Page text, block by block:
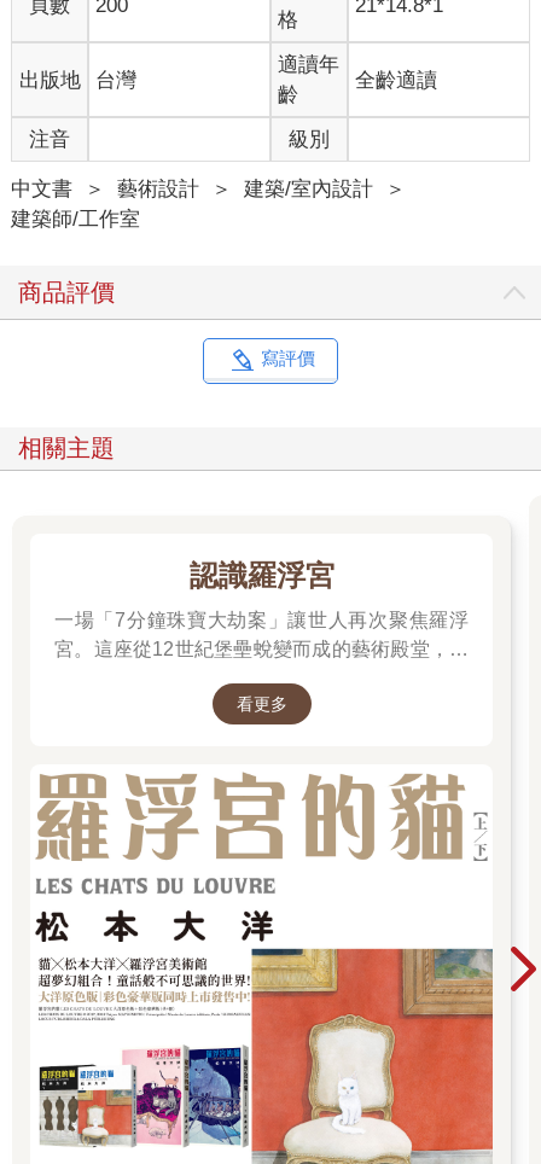
技術與創新類議題
虛擬現實與敘事：利用虛擬現實技術設計的敘事空間，如何提供
沉浸式體驗。例如：VR博物館中的敘事性展廳。
智慧建築與交互敘事：AI技術如何影響建築敘事的方式。例如：
互動式建築皮層如何根據環境參數主動回饋。
遊戲化設計：以探索為核心的沉浸式建築，將遊戲敘事方法應用
於建築設計中。例如：密室逃脫或展場設計。
情感空間：建築如何激發特定情感，如平靜、緊張或懷舊的感
動。例如：醫療或照護空間提供安撫性與療癒性的環境氛圍、工
業職場的設計提供安全與健康的支持性環境議題。
同身受。例如：藝術裝置中的感官互動設計。
藝術與文化創造類議題
藝術敘事與空間：將藝術作品融入建築中，利用空間講述藝術故
事的內涵。例如：結合雕塑與建築，形成有敘事性的文化地景。
作。例如：以小說或電影為靈感的建築設計。
社會變革與敘事：市民參與或是社會變動過程中建築所扮演的角
色。例如：性別平等運動中對於空間權力的解構；基於尊重各族
群、宗教信仰的前提，對公共空間的改造。
未來願景：建築如何通過敘事描繪未來的可能性或挑戰。例如：
以氣候變化和科技融合為主題的未來城市設計。
反烏托邦議題
所有的良善目的作為一但極致化之後，都有可能形成危害部分人
類的惡劣環境。有人獲得極大的好處，就有人要超過極限的付
出。試想在一個富裕的社會中，人們不用工作就可以思考與創
作，每天在祭壇焚香禮拜，行走於花園中撫閱萬物，然而，享受
這樣的優渥生活，必須依賴大量工人的勞力付出才得以維持。一
個人的歲月靜好，是很多人的負重前行。民主國家藉由經濟與社
會分工機制，提供自由與公平的環境，人的際遇有賴自己的努
頁數 200
格
21*14.8*1
出版地 台灣
適讀年
齡
全齡適讀
注音 級別
中文書 ＞ 藝術設計 ＞ 建築/室內設計
＞
建築師/工作室
商品評價
寫評價
相關主題
認識羅浮宮
一場「7分鐘珠寶大劫案」讓世人再次聚焦羅浮
宮。這座從12世紀堡壘蛻變而成的藝術殿堂，收
一起深入探尋羅浮宮八百年的歷史、珍藏的秘密
看更多